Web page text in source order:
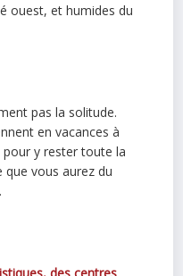
ouest, et humides du
pas la solitude.
en vacances à
y rester toute la
vous aurez du